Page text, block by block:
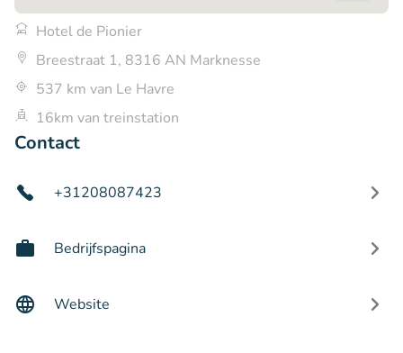
Hotel de Pionier
Breestraat 1, 8316 AN Marknesse
537 km van Le Havre
16km van treinstation
Contact
+31208087423
Bedrijfspagina
Website